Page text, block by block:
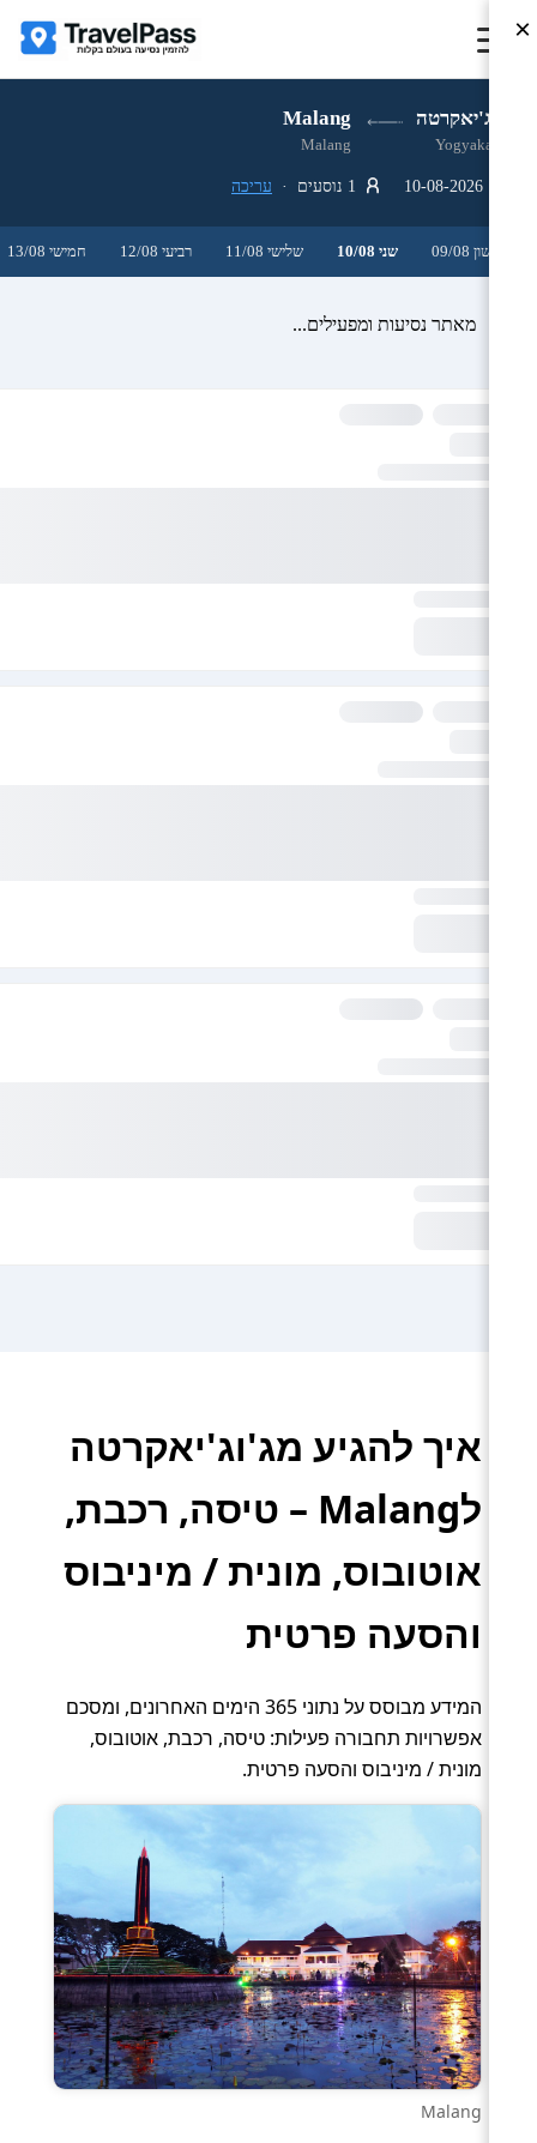
ג'וג'יאקרטה Malang
Yogyakarta
Malang
עריכה
ראשון 09/08 שני 10/08 שלישי 11/08 רביעי 12/08 חמישי 13/08
מאתר נסיעות ומפעילים...
איך להגיע מג'וג'יאקרטה
לMalang – טיסה, רכבת,
אוטובוס, מונית / מיניבוס
והסעה פרטית
המידע מבוסס על נתוני 365 הימים האחרונים, ומסכם
אפשרויות תחבורה פעילות: טיסה, רכבת, אוטובוס,
מונית / מיניבוס והסעה פרטית.
Malang
×